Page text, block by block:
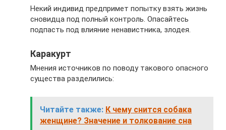
Некий индивид предпримет попытку взять жизнь
сновидца под полный контроль. Опасайтесь
подпасть под влияние ненавистника, злодея.
Каракурт
Мнения источников по поводу такового опасного
существа разделились:
Читайте также: К чему снится собака
женщине? Значение и толкование сна